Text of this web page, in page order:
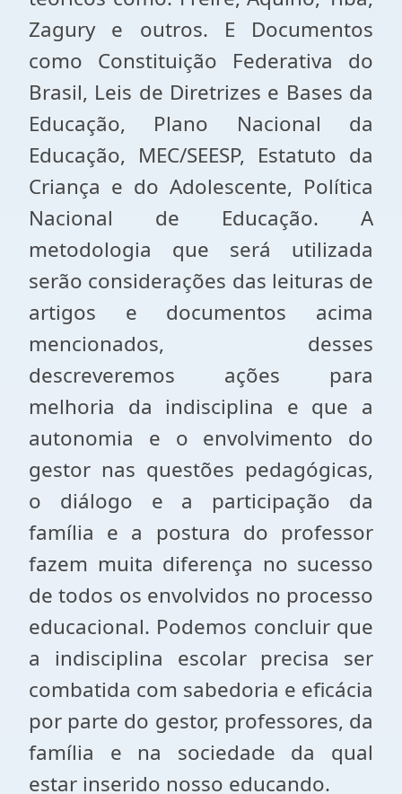
Zagury e outros. E Documentos
como Constituição Federativa do
Brasil, Leis de Diretrizes e Bases da
Educação, Plano Nacional da
Educação, MEC/SEESP, Estatuto da
Criança e do Adolescente, Política
Nacional de Educação. A
metodologia que será utilizada
serão considerações das leituras de
artigos e documentos acima
mencionados, desses
descreveremos ações para
melhoria da indisciplina e que a
autonomia e o envolvimento do
gestor nas questões pedagógicas,
o diálogo e a participação da
família e a postura do professor
fazem muita diferença no sucesso
de todos os envolvidos no processo
educacional. Podemos concluir que
a indisciplina escolar precisa ser
combatida com sabedoria e eficácia
por parte do gestor, professores, da
família e na sociedade da qual
estar inserido nosso educando.